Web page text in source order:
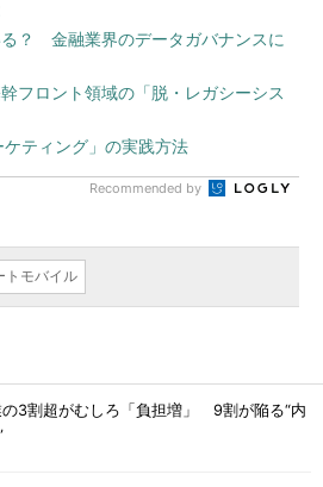
？ 金融業界のデータガバナンスに
フロント領域の「脱・レガシーシス
ティング」の実践方法
Recommended by
トモバイル
の3割超がむしろ「負担増」 9割が陥る“内